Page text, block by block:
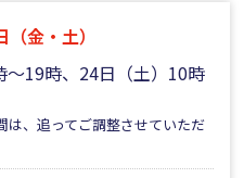
金・土）
～19時、24日（土）10時
、追ってご調整させていただ